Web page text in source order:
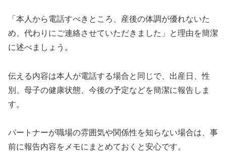
「本人から電話すべきところ、産後の体調が優れないた
め、代わりにご連絡させていただきました」と理由を簡潔
に述べましょう。
伝える内容は本人が電話する場合と同じで、出産日、性
別、母子の健康状態、今後の予定などを簡潔に報告しま
す。
パートナーが職場の雰囲気や関係性を知らない場合は、事
前に報告内容をメモにまとめておくと安心です。